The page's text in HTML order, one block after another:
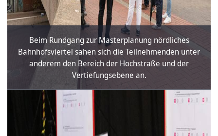
Beim Rundgang zur Masterplanung nördliches
Bahnhofsviertel sahen sich die Teilnehmenden unter
anderem den Bereich der Hochstraße und der
Vertiefungsebene an.